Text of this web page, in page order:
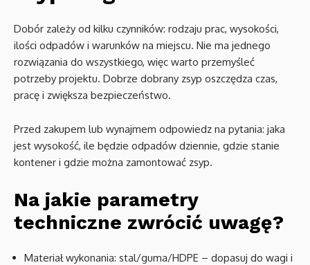
Dobór zależy od kilku czynników: rodzaju prac, wysokości,
ilości odpadów i warunków na miejscu. Nie ma jednego
rozwiązania do wszystkiego, więc warto przemyśleć
potrzeby projektu. Dobrze dobrany zsyp oszczędza czas,
pracę i zwiększa bezpieczeństwo.
Przed zakupem lub wynajmem odpowiedz na pytania: jaka
jest wysokość, ile będzie odpadów dziennie, gdzie stanie
kontener i gdzie można zamontować zsyp.
Na jakie parametry
techniczne zwrócić uwagę?
Materiał wykonania: stal/guma/HDPE – dopasuj do wagi i